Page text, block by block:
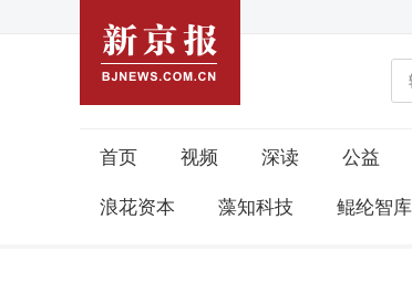
首页 视频 深读 公益
浪花资本 藻知科技 鲲纶智库